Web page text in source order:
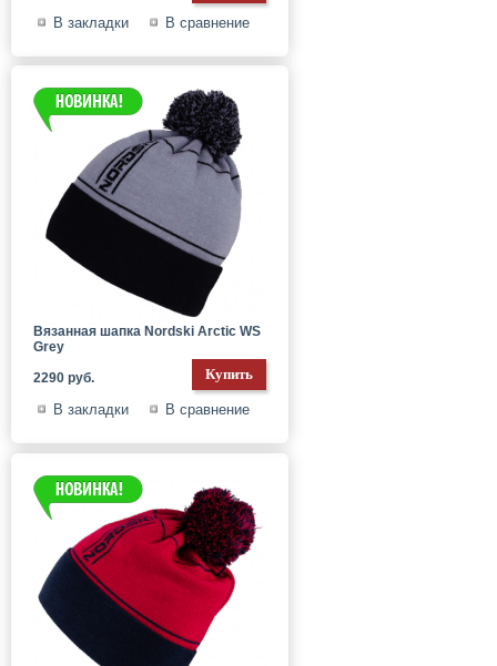
В закладки В сравнение
Вязанная шапка Nordski Arctic WS
Grey
2290 руб.
В закладки В сравнение